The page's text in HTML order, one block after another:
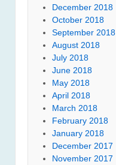
December 2018
October 2018
September 2018
August 2018
July 2018
June 2018
May 2018
April 2018
March 2018
February 2018
January 2018
December 2017
November 2017